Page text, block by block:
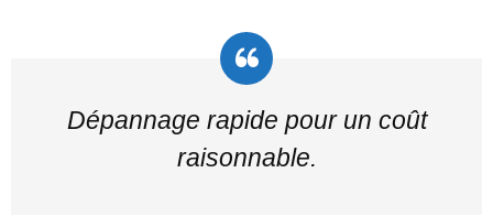
Dépannage rapide pour un coût
raisonnable.